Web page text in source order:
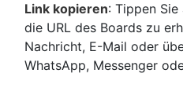
Link kopieren: Tippen Sie
die URL des Boards zu
Nachricht, E-Mail oder
WhatsApp, Messenger